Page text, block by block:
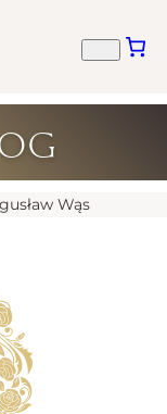
Wąs